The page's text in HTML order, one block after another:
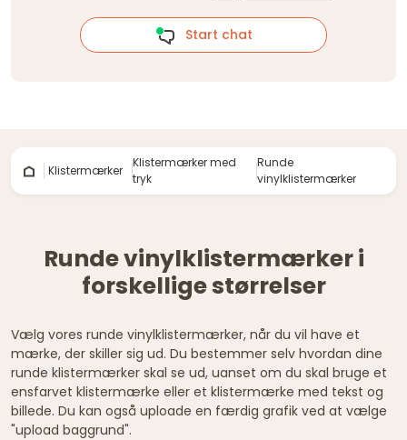
Start chat
Klistermærker
Klistermærker med
tryk
Runde
vinylklistermærker
Runde vinylklistermærker i
forskellige størrelser
Vælg vores runde vinylklistermærker, når du vil have et
mærke, der skiller sig ud. Du bestemmer selv hvordan dine
runde klistermærker skal se ud, uanset om du skal bruge et
ensfarvet klistermærke eller et klistermærke med tekst og
billede. Du kan også uploade en færdig grafik ved at vælge
"upload baggrund".